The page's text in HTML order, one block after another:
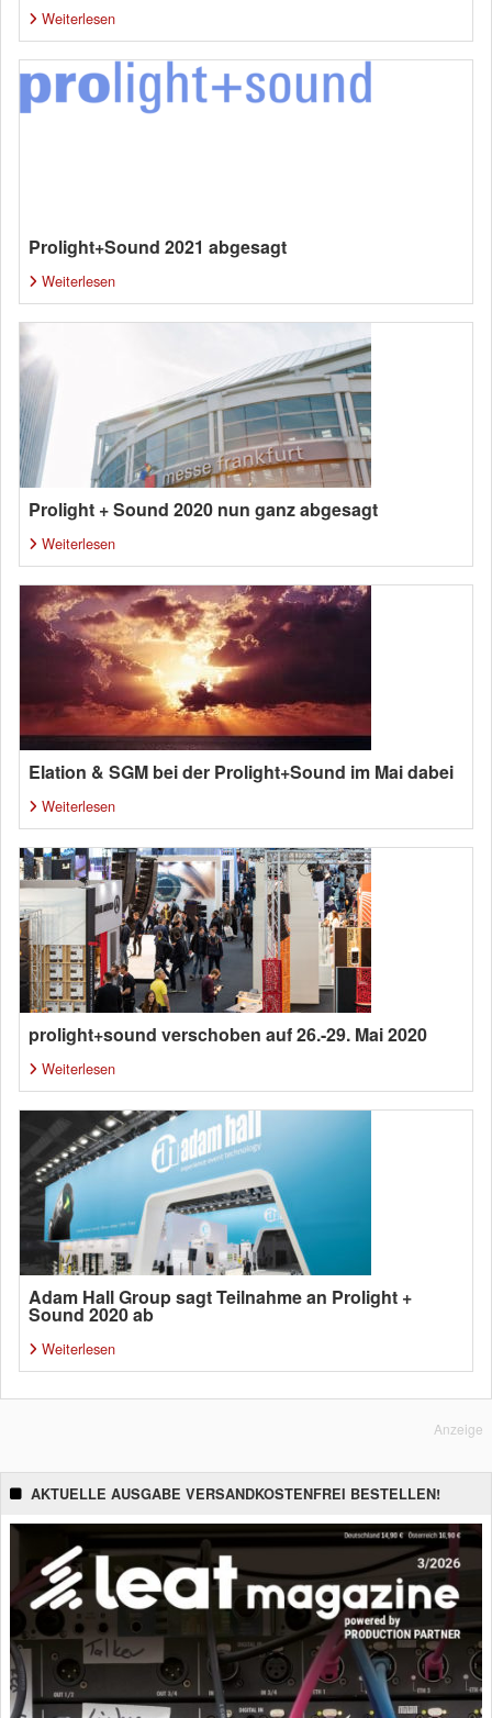
Weiterlesen
Prolight+Sound 2021 abgesagt
Weiterlesen
Prolight + Sound 2020 nun ganz abgesagt
Weiterlesen
Elation & SGM bei der Prolight+Sound im Mai dabei
Weiterlesen
prolight+sound verschoben auf 26.-29. Mai 2020
Weiterlesen
Adam Hall Group sagt Teilnahme an Prolight +
Sound 2020 ab
Weiterlesen
Anzeige
AKTUELLE AUSGABE VERSANDKOSTENFREI BESTELLEN!